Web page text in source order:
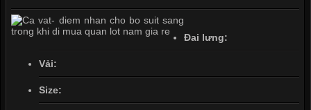
Đai lưng:
Vải:
Size: